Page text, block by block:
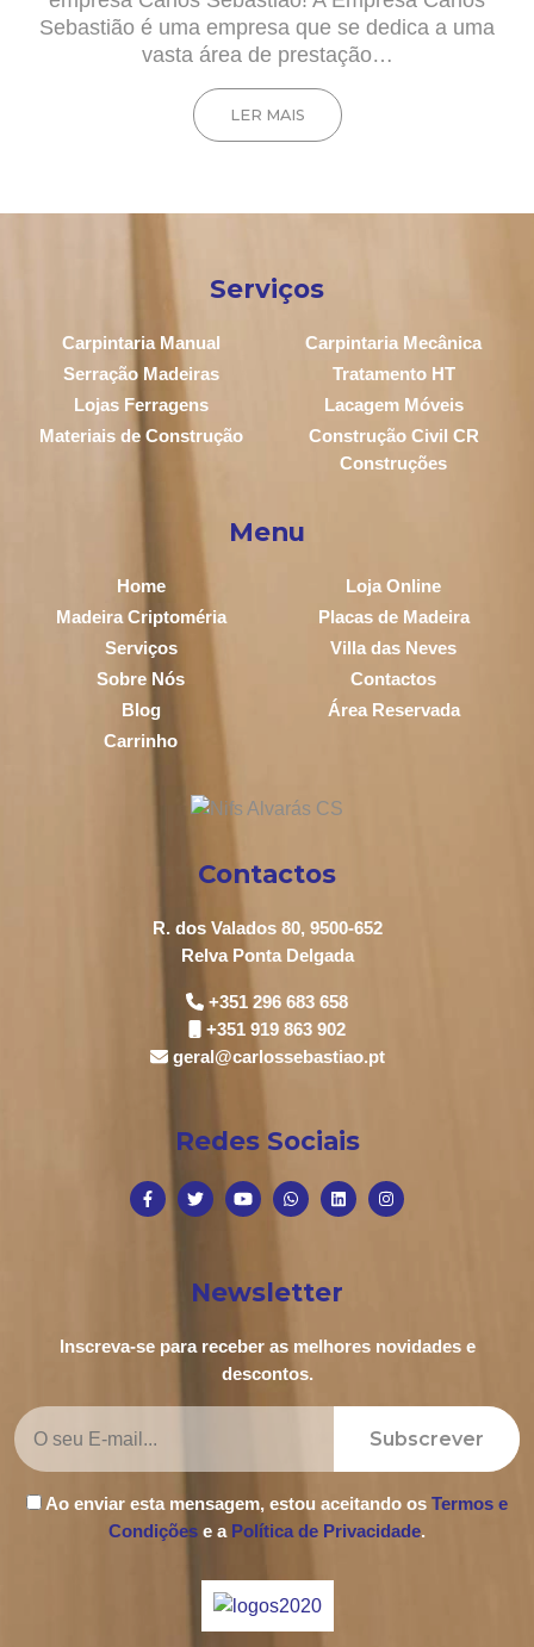
Sebastião é uma empresa que se dedica a uma
vasta área de prestação…
LER MAIS
Serviços
Carpintaria Manual
Carpintaria Mecânica
Serração Madeiras
Tratamento HT
Lojas Ferragens
Lacagem Móveis
Materiais de Construção
Construção Civil CR
Construções
Menu
Home
Loja Online
Madeira Criptoméria
Placas de Madeira
Serviços
Villa das Neves
Sobre Nós
Contactos
Blog
Área Reservada
Carrinho
Contactos
R. dos Valados 80, 9500-652
Relva Ponta Delgada
+351 296 683 658
+351 919 863 902
geral@carlossebastiao.pt
Redes Sociais
Newsletter
Inscreva-se para receber as melhores novidades e
descontos.
Subscrever
Ao enviar esta mensagem, estou aceitando os Termos e
Condições e a Política de Privacidade.